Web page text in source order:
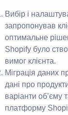
Вибір і
запропонував
оптимальне
Shopify було
вимог клієнта.
Міграція даних
дані про
варіанти обʼєму
платформу